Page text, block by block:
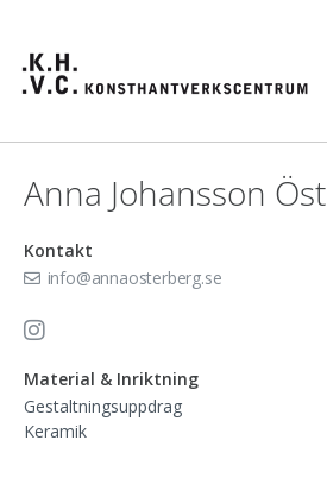
Anna Johansson
Kontakt
info@annaosterberg.se
Material & Inriktning
Gestaltningsuppdrag
Keramik